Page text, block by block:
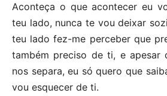
Aconteça o que acontecer eu
teu lado, nunca te vou deixar
teu lado fez-me perceber que
também preciso de ti, e apesar
nos separa, eu só quero que
vou esquecer de ti.